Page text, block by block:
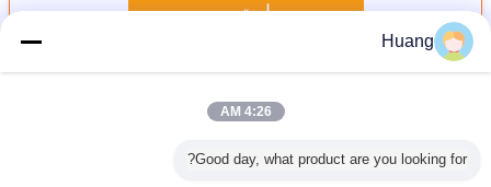
استمر
أكثركابل اتصال البيانات
Huang
4:26 AM
Good day, what product are you looking for?